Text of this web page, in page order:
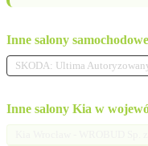
Inne salony
SKODA: Ultima
Inne salony Kia w